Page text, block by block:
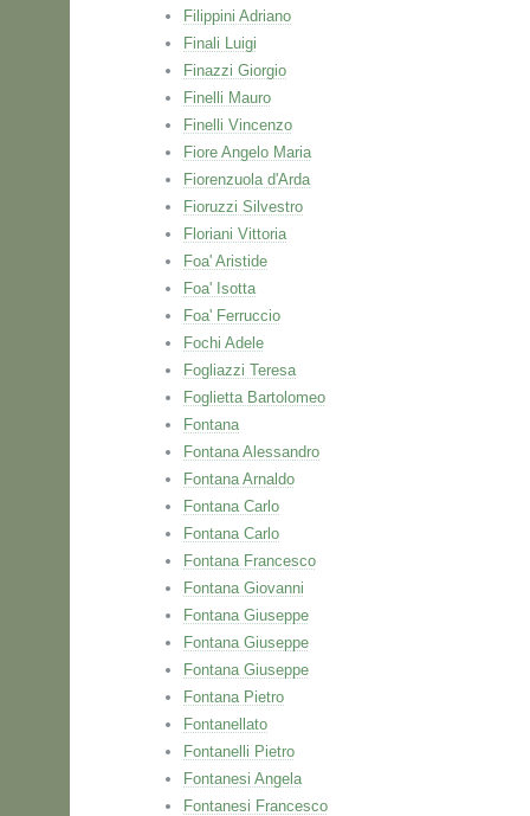
Filippini Adriano
Finali Luigi
Finazzi Giorgio
Finelli Mauro
Finelli Vincenzo
Fiore Angelo Maria
Fiorenzuola d'Arda
Fioruzzi Silvestro
Floriani Vittoria
Foa' Aristide
Foa' Isotta
Foa' Ferruccio
Fochi Adele
Fogliazzi Teresa
Foglietta Bartolomeo
Fontana
Fontana Alessandro
Fontana Arnaldo
Fontana Carlo
Fontana Carlo
Fontana Francesco
Fontana Giovanni
Fontana Giuseppe
Fontana Giuseppe
Fontana Giuseppe
Fontana Pietro
Fontanellato
Fontanelli Pietro
Fontanesi Angela
Fontanesi Francesco